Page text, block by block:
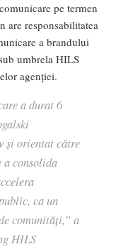
pe termen
are responsabilitatea
a brandului
umbrela HILS
agenției.
a durat 6
și orientat către
a consolida
ca un
comunități,” a
HILS